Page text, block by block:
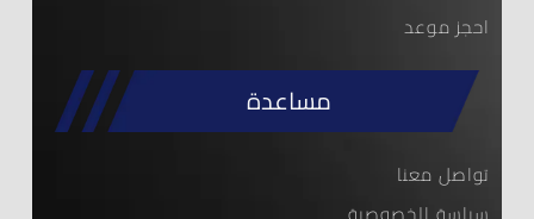
احجز موعد
مساعدة
تواصل معنا